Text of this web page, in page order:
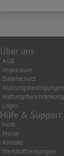
Über uns
AGB
Impressum
Datenschutz
Nutzungsbedingungen
Haftungsbeschränkung
Logos
Hilfe & Support
Hilfe
Preise
Kontakt
Werkstattleistungen